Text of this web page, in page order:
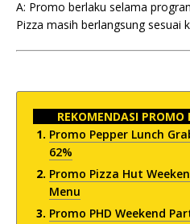
A: Promo berlaku selama
Pizza masih berlangsung sesuai
REKOMENDASI PROMO
Promo Pepper Lunch
62%
Promo Pizza Hut
Menu
Promo PHD Weekend